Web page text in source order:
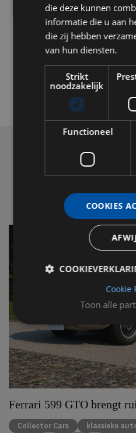
LEES
Ferrari 599 GTO brengt
Collector Cars klassieke
die deze kunnen
informatie die u aan
die zij hebben
van hun diensten.
Toon alle
Strikt
noodzakelijk
Functioneel
COOKIES
Cookie